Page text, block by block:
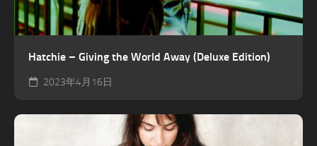
Hatchie – Giving the World Away (Deluxe Edition)
2023年4月16日